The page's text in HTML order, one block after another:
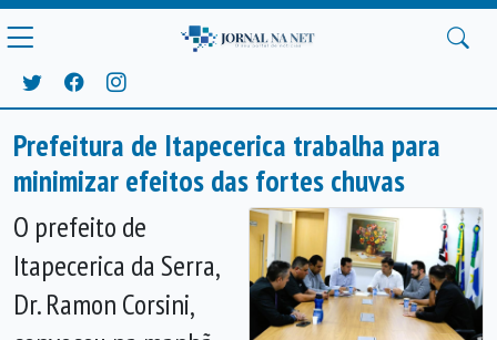
Prefeitura de Itapecerica trabalha para
minimizar efeitos das fortes chuvas
O prefeito de
Itapecerica da Serra,
Dr. Ramon Corsini,